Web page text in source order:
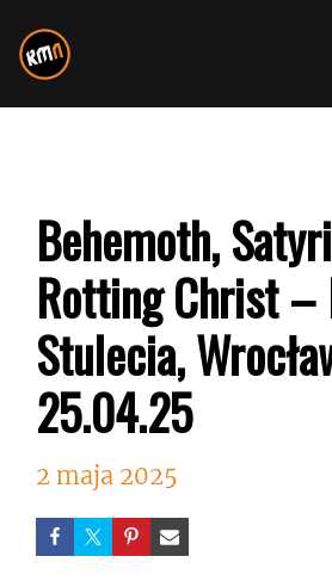
do
treści
Behemoth,
Rotting Christ –
Stulecia,
25.04.25
2 maja 2025